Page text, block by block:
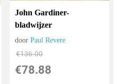
John Gardiner-
bladwijzer
doorPaul Revere
€136.00
€78.88